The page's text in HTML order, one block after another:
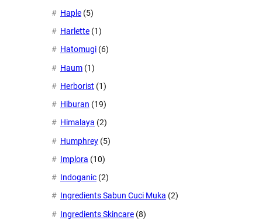
Haple (5)
Harlette (1)
Hatomugi (6)
Haum (1)
Herborist (1)
Hiburan (19)
Himalaya (2)
Humphrey (5)
Implora (10)
Indoganic (2)
Ingredients Sabun Cuci Muka (2)
Ingredients Skincare (8)